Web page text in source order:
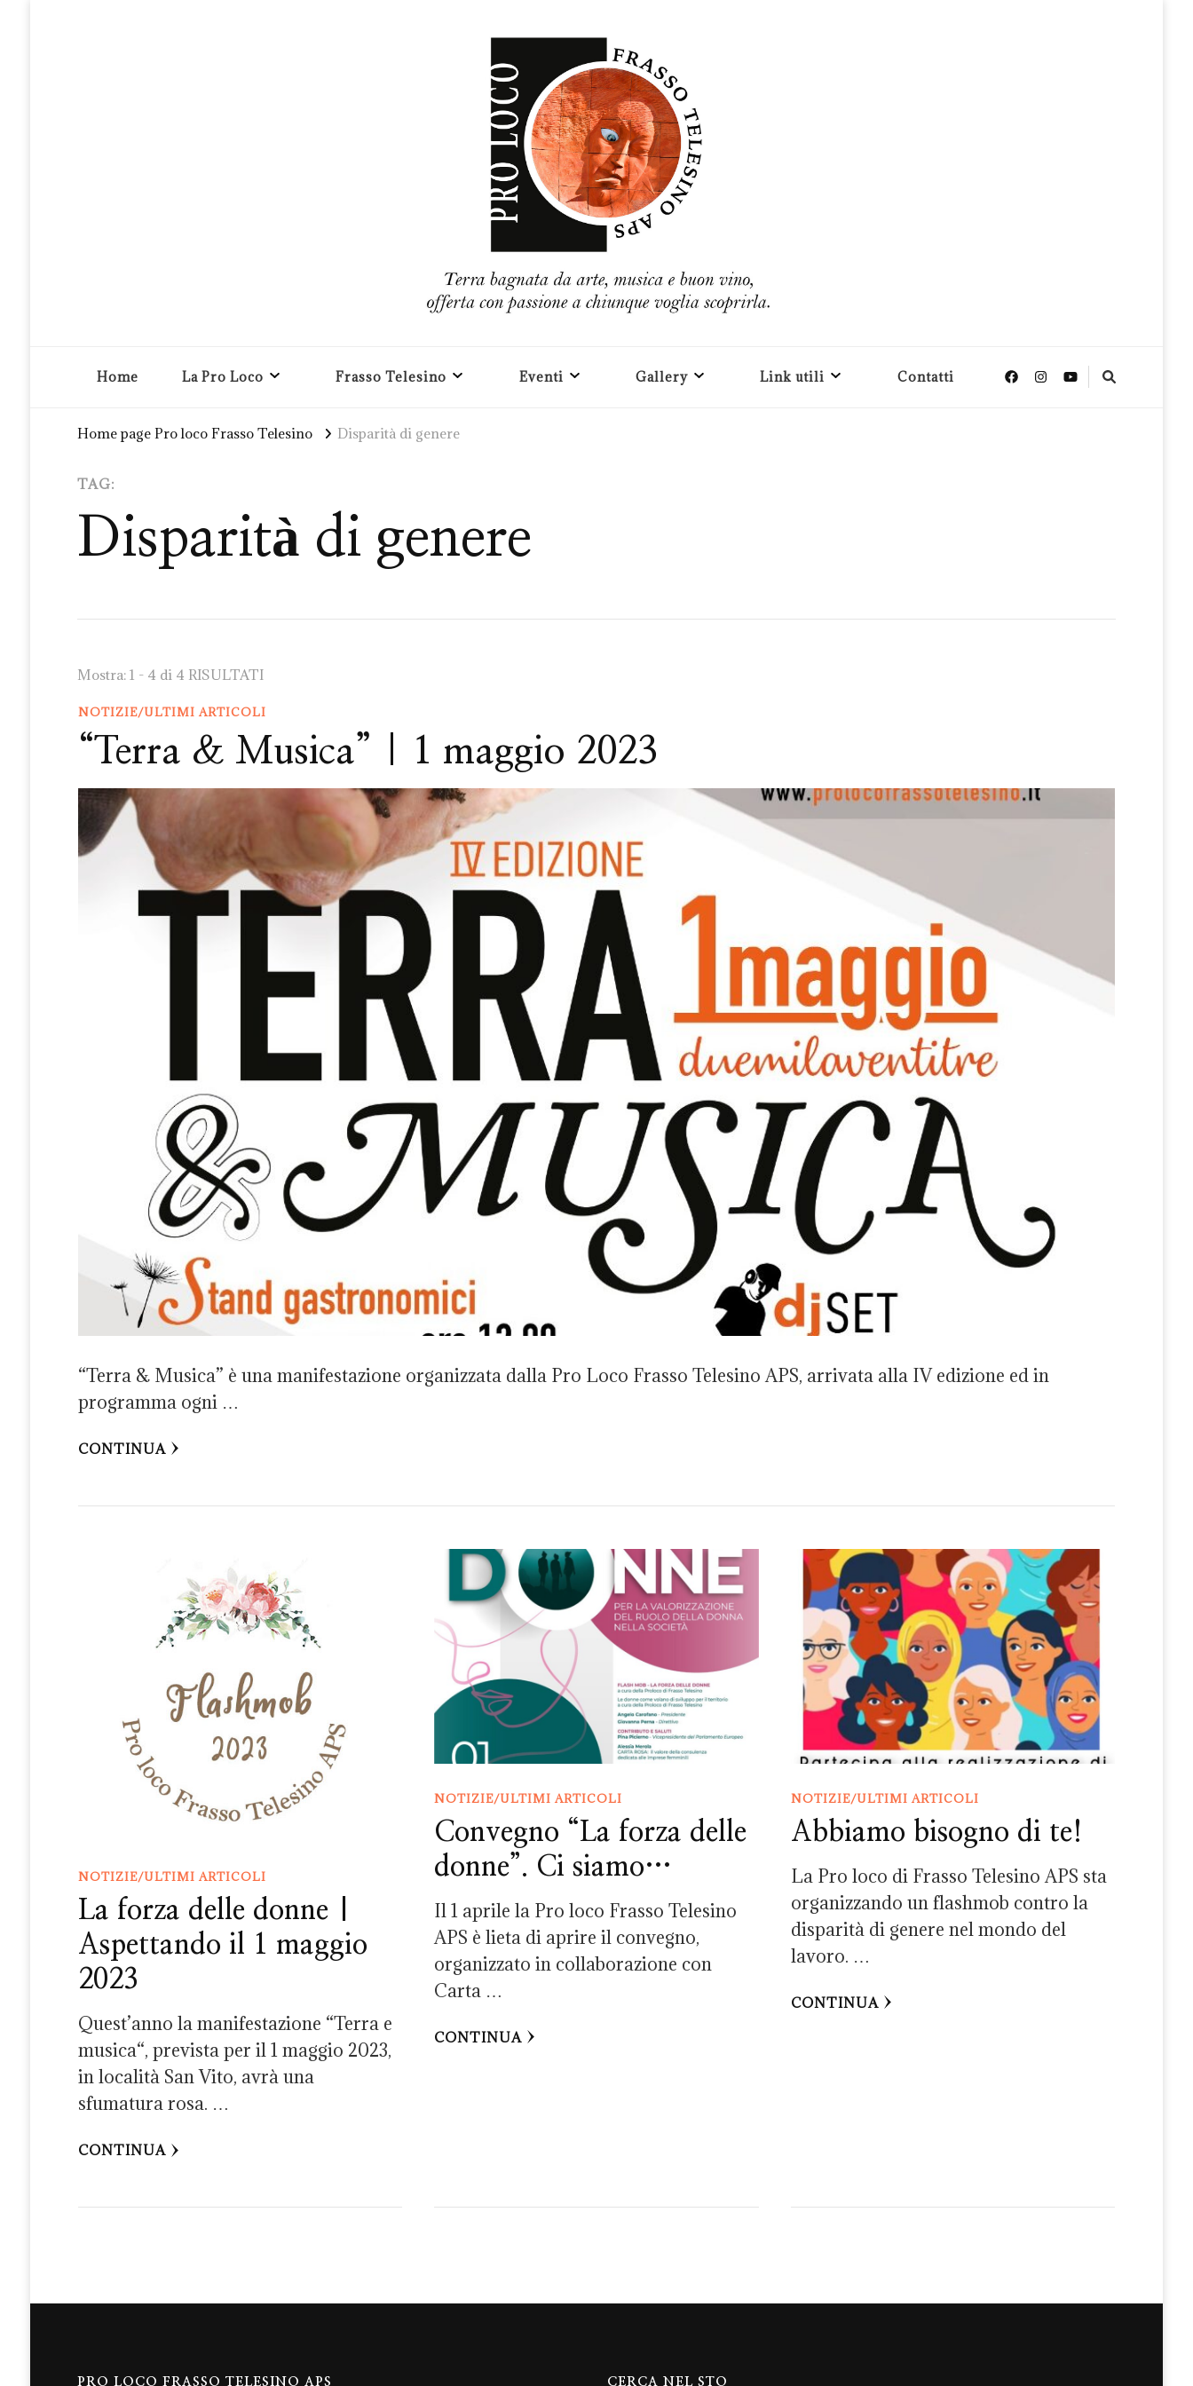
Home La Pro Loco Frasso Telesino Eventi Gallery Link utili Contatti
Home page Pro loco Frasso Telesino Disparità di genere
TAG:
Disparità di genere
Mostra: 1 - 4 di 4 RISULTATI
NOTIZIE/ULTIMI ARTICOLI
“Terra & Musica” | 1 maggio 2023
“Terra & Musica” è una manifestazione organizzata dalla Pro Loco Frasso Telesino APS, arrivata alla IV edizione ed in
programma ogni …
CONTINUA
NOTIZIE/ULTIMI ARTICOLI
La forza delle donne |
Aspettando il 1 maggio
2023
Quest’anno la manifestazione “Terra e
musica“, prevista per il 1 maggio 2023,
in località San Vito, avrà una
sfumatura rosa. …
CONTINUA
NOTIZIE/ULTIMI ARTICOLI
Convegno “La forza delle
donne”. Ci siamo…
Il 1 aprile la Pro loco Frasso Telesino
APS è lieta di aprire il convegno,
organizzato in collaborazione con
Carta …
CONTINUA
NOTIZIE/ULTIMI ARTICOLI
Abbiamo bisogno di te!
La Pro loco di Frasso Telesino APS sta
organizzando un flashmob contro la
disparità di genere nel mondo del
lavoro. …
CONTINUA
PRO LOCO FRASSO TELESINO APS CERCA NEL STO